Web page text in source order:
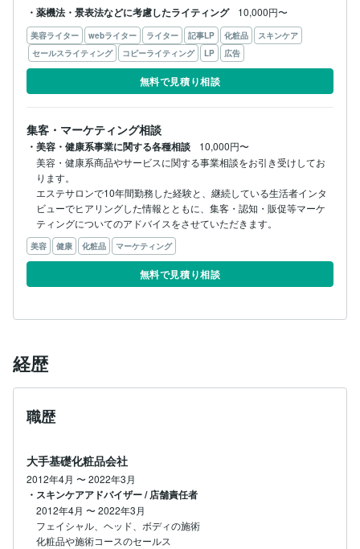
・薬機法・景表法などに考慮したライティング 10,000円〜
美容ライター webライター ライター 記事LP 化粧品
スキンケア
セールスライティング
コピーライティング LP 広告
無料で見積り相談
集客・マーケティング相談
・美容・健康系事業に関する各種相談
10,000円〜
美容・健康系商品やサービスに関する事業相談をお引き受けしてお
ります。
エステサロンで10年間勤務した経験と、継続している生活者インタ
ビューでヒアリングした情報とともに、集客・認知・販促等マーケ
ティングについてのアドバイスをさせていただきます。
美容 健康 化粧品 マーケティング
無料で見積り相談
経歴
職歴
大手基礎化粧品会社
2012年4月 〜2022年3月
・スキンケアアドバイザー / 店舗責任者
2012年4月 〜2022年3月
フェイシャル、ヘッド、ボディの施術
化粧品や施術コースのセールス